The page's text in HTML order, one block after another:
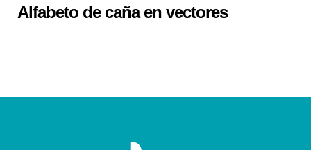
Alfabeto de caña en vectores